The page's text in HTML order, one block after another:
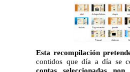
Esta recompilación
contidos que día a día se